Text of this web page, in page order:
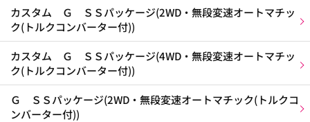
カスタム Ｇ ＳＳパッケージ(2WD・無段変速オートマチッ
ク(トルクコンバーター付))
カスタム Ｇ ＳＳパッケージ(4WD・無段変速オートマチッ
ク(トルクコンバーター付))
Ｇ ＳＳパッケージ(2WD・無段変速オートマチック(トルクコ
ンバーター付))